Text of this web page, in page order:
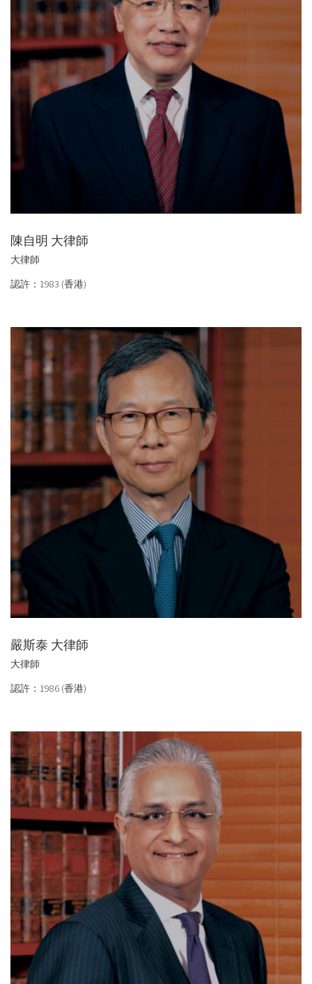
陳自明 大律師
大律師
認許：1983 (香港)
嚴斯泰 大律師
大律師
認許：1986 (香港)